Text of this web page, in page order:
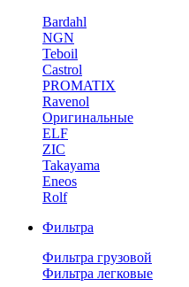
Bardahl
NGN
Teboil
Castrol
PROMATIX
Ravenol
Оригинальные
ELF
ZIC
Takayama
Eneos
Rolf
Фильтра
Фильтра грузовой
Фильтра легковые